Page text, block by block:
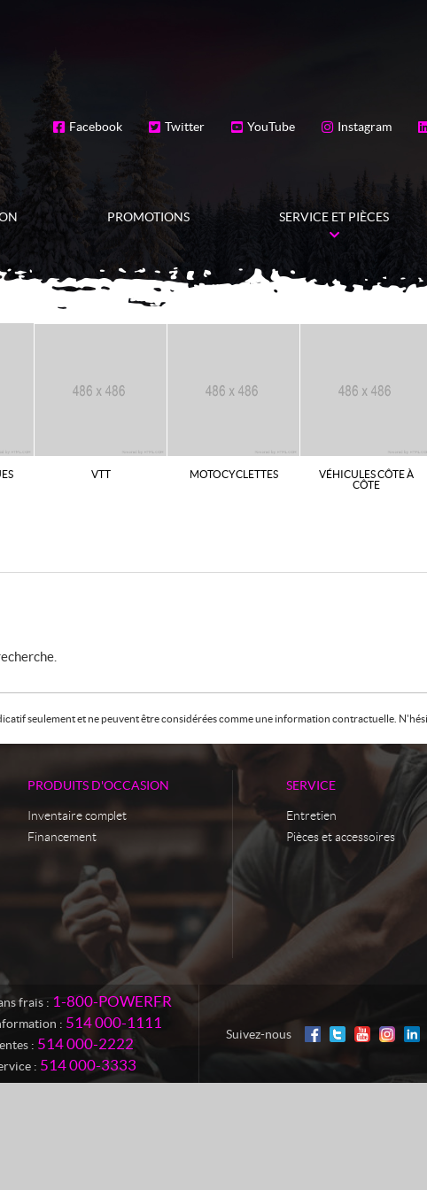
Facebook Twitter YouTube Instagram
PROMOTIONS SERVICE ET PIÈCES
VTT MOTOCYCLETTES
VÉHICULES CÔTE À
CÔTE
seulement et ne peuvent être considérées comme une information contractuelle.
PRODUITS D'OCCASION
Inventaire complet
Financement
SERVICE
Entretien
Pièces et accessoires
frais : 1-800-POWERFR
: 514 000-1111
: 514 000-2222
: 514 000-3333
Suivez-nous